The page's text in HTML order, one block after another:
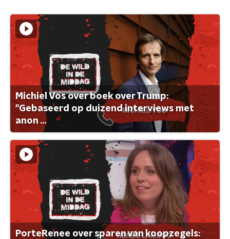
Michiel Vos over boek over Trump:
"Gebaseerd op duizend interviews met
anon ...
PorteRenee over sparen van koopzegels: